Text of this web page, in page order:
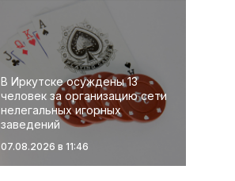
В Иркутске осуждены 13
человек за организацию сети
нелегальных игорных
заведений
07.08.2026 в 11:46